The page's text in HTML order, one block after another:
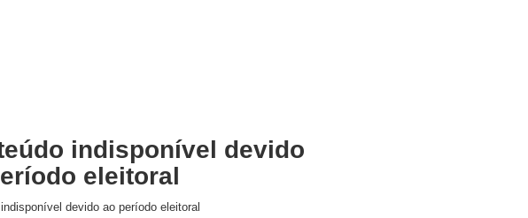
indisponível devido
eleitoral
devido ao período eleitoral